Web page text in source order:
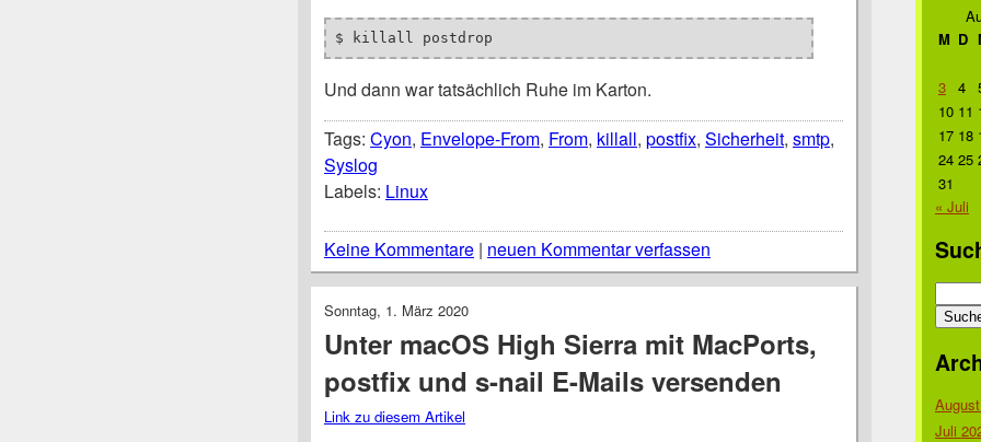
$ killall postdrop
Und dann war tatsächlich Ruhe im Karton.
Tags: Cyon, Envelope-From, From, killall, postfix, Sicherheit, smtp,
Syslog
Labels: Linux
Keine Kommentare | neuen Kommentar verfassen
Sonntag, 1. März 2020
Unter macOS High Sierra mit MacPorts,
postfix und s-nail E-Mails versenden
Link zu diesem Artikel
M D
3 4
10 11
17 18
24 25
31
« Juli
nach:
Juli